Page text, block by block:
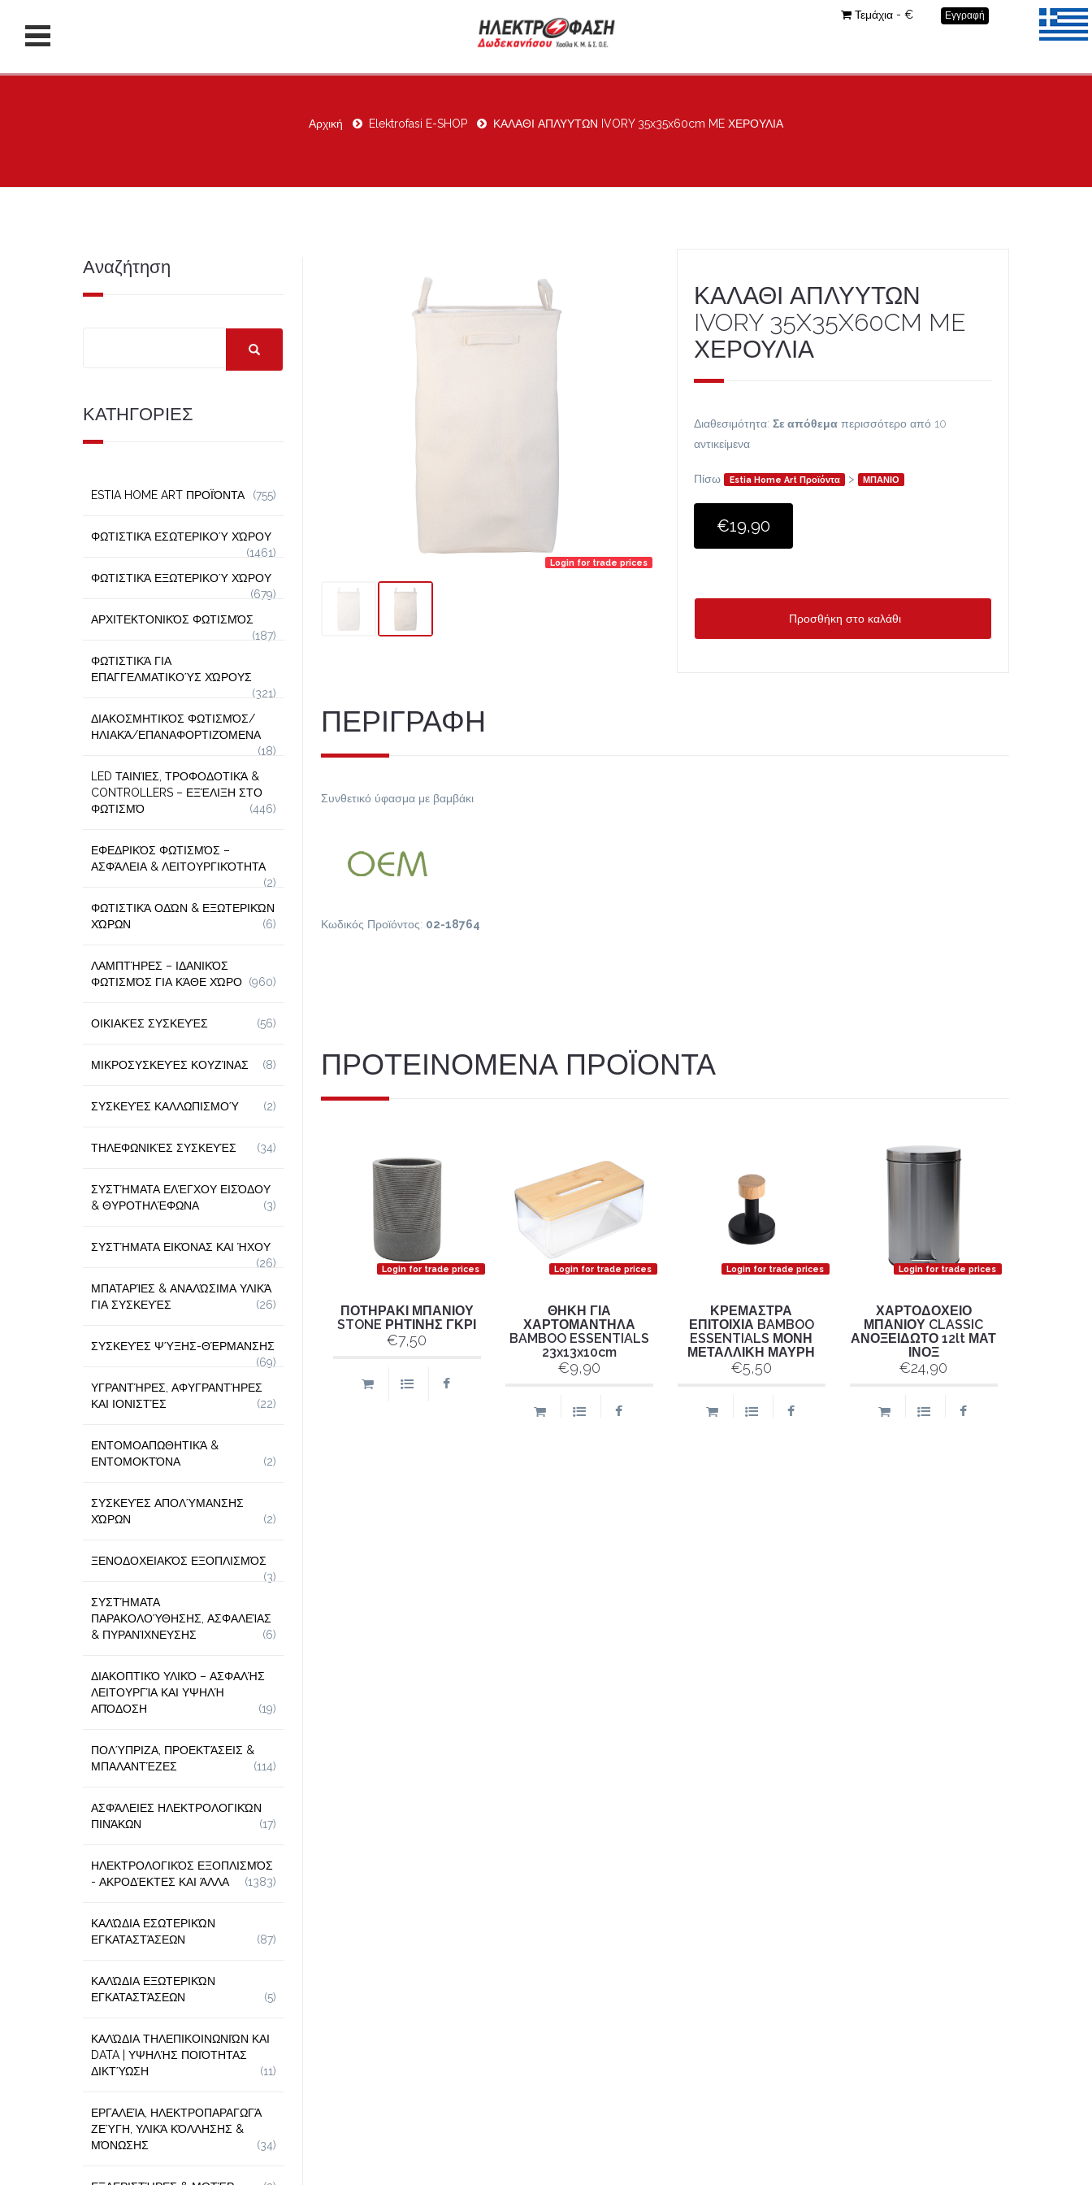
Εγγραφή
Τεμάχια - €
Αρχική Elektrofasi E-SHOP ΚΑΛΑΘΙ ΑΠΛΥΥΤΩΝ IVORY 35x35x60cm ME ΧΕΡΟΥΛΙΑ
Login for trade prices
ΚΑΛΑΘΙ ΑΠΛΥΥΤΩΝ
IVORY 35X35X60CM ME
ΧΕΡΟΥΛΙΑ
Διαθεσιμότητα:Σε απόθεμα περισσότερο από 10
αντικείμενα
Πίσω Estia Home Art Προϊόντα > ΜΠΑΝΙΟ
€19,90
Προσθήκη στο καλάθι
ΠΕΡΙΓΡΑΦΗ
Συνθετικό ύφασμα με βαμβάκι
Κωδικός Προϊόντος: 02-18764
ΠΡΟΤΕΙΝΟΜΕΝΑ ΠΡΟΪΟΝΤΑ
Login for trade prices
ΠΟΤΗΡΑΚΙ ΜΠΑΝΙΟΥ
STONE ΡΗΤΙΝΗΣ ΓΚΡΙ
€7,50
Login for trade prices
ΘΗΚΗ ΓΙΑ
ΧΑΡΤΟΜΑΝΤΗΛΑ
BAMBOO ESSENTIALS
23x13x10cm
€9,90
Login for trade prices
ΚΡΕΜΑΣΤΡΑ
ΕΠΙΤΟΙΧΙΑ BAMBOO
ESSENTIALS ΜΟΝΗ
ΜΕΤΑΛΛΙΚΗ ΜΑΥΡΗ
€5,50
Login for trade prices
ΧΑΡΤΟΔΟΧΕΙΟ
ΜΠΑΝΙΟΥ CLASSIC
ΑΝΟΞΕΙΔΩΤΟ 12lt ΜΑΤ
ΙΝΟΞ
€24,90
Αναζήτηση
ΚΑΤΗΓΟΡΙΕΣ
ESTIA HOME ART ΠΡΟΪΌΝΤΑ (755)
ΦΩΤΙΣΤΙΚΆ ΕΣΩΤΕΡΙΚΟΎ ΧΏΡΟΥ
(1461)
ΦΩΤΙΣΤΙΚΆ ΕΞΩΤΕΡΙΚΟΎ ΧΏΡΟΥ
(679)
ΑΡΧΙΤΕΚΤΟΝΙΚΌΣ ΦΩΤΙΣΜΌΣ
(187)
ΦΩΤΙΣΤΙΚΆ ΓΙΑ
ΕΠΑΓΓΕΛΜΑΤΙΚΟΎΣ ΧΏΡΟΥΣ
(321)
ΔΙΑΚΟΣΜΗΤΙΚΌΣ ΦΩΤΙΣΜΌΣ/
ΗΛΙΑΚΆ/ΕΠΑΝΑΦΟΡΤΙΖΌΜΕΝΑ
(18)
LED ΤΑΙΝΊΕΣ, ΤΡΟΦΟΔΟΤΙΚΆ &
CONTROLLERS – ΕΞΈΛΙΞΗ ΣΤΟ
ΦΩΤΙΣΜΌ
(446)
ΕΦΕΔΡΙΚΌΣ ΦΩΤΙΣΜΌΣ –
ΑΣΦΆΛΕΙΑ & ΛΕΙΤΟΥΡΓΙΚΌΤΗΤΑ
(2)
ΦΩΤΙΣΤΙΚΆ ΟΔΏΝ & ΕΞΩΤΕΡΙΚΏΝ
ΧΏΡΩΝ
(6)
ΛΑΜΠΤΉΡΕΣ – ΙΔΑΝΙΚΌΣ
ΦΩΤΙΣΜΌΣ ΓΙΑ ΚΆΘΕ ΧΏΡΟ (960)
ΟΙΚΙΑΚΈΣ ΣΥΣΚΕΥΈΣ (56)
ΜΙΚΡΟΣΥΣΚΕΥΈΣ ΚΟΥΖΊΝΑΣ (8)
ΣΥΣΚΕΥΈΣ ΚΑΛΛΩΠΙΣΜΟΎ (2)
ΤΗΛΕΦΩΝΙΚΈΣ ΣΥΣΚΕΥΈΣ (34)
ΣΥΣΤΉΜΑΤΑ ΕΛΈΓΧΟΥ ΕΙΣΌΔΟΥ
& ΘΥΡΟΤΗΛΈΦΩΝΑ
(3)
ΣΥΣΤΉΜΑΤΑ ΕΙΚΌΝΑΣ ΚΑΙ ΉΧΟΥ
(26)
ΜΠΑΤΑΡΊΕΣ & ΑΝΑΛΏΣΙΜΑ ΥΛΙΚΆ
ΓΙΑ ΣΥΣΚΕΥΈΣ
(26)
ΣΥΣΚΕΥΈΣ ΨΎΞΗΣ-ΘΈΡΜΑΝΣΗΣ
(69)
ΥΓΡΑΝΤΉΡΕΣ, ΑΦΥΓΡΑΝΤΉΡΕΣ
ΚΑΙ ΙΟΝΙΣΤΈΣ
(22)
ΕΝΤΟΜΟΑΠΩΘΗΤΙΚΆ &
ΕΝΤΟΜΟΚΤΌΝΑ
(2)
ΣΥΣΚΕΥΈΣ ΑΠΟΛΎΜΑΝΣΗΣ
ΧΏΡΩΝ
(2)
ΞΕΝΟΔΟΧΕΙΑΚΌΣ ΕΞΟΠΛΙΣΜΌΣ
(3)
ΣΥΣΤΉΜΑΤΑ
ΠΑΡΑΚΟΛΟΎΘΗΣΗΣ, ΑΣΦΑΛΕΊΑΣ
& ΠΥΡΑΝΊΧΝΕΥΣΗΣ
(6)
ΔΙΑΚΟΠΤΙΚΌ ΥΛΙΚΌ – ΑΣΦΑΛΉΣ
ΛΕΙΤΟΥΡΓΊΑ ΚΑΙ ΥΨΗΛΉ
ΑΠΌΔΟΣΗ
(19)
ΠΟΛΎΠΡΙΖΑ, ΠΡΟΕΚΤΆΣΕΙΣ &
ΜΠΑΛΑΝΤΈΖΕΣ
(114)
ΑΣΦΆΛΕΙΕΣ ΗΛΕΚΤΡΟΛΟΓΙΚΏΝ
ΠΙΝΆΚΩΝ
(17)
ΗΛΕΚΤΡΟΛΟΓΙΚΌΣ ΕΞΟΠΛΙΣΜΌΣ
- ΑΚΡΟΔΈΚΤΕΣ ΚΑΙ ΆΛΛΑ
(1383)
ΚΑΛΏΔΙΑ ΕΣΩΤΕΡΙΚΏΝ
ΕΓΚΑΤΑΣΤΆΣΕΩΝ
(87)
ΚΑΛΏΔΙΑ ΕΞΩΤΕΡΙΚΏΝ
ΕΓΚΑΤΑΣΤΆΣΕΩΝ
(5)
ΚΑΛΏΔΙΑ ΤΗΛΕΠΙΚΟΙΝΩΝΙΏΝ ΚΑΙ
DATA | ΥΨΗΛΉΣ ΠΟΙΌΤΗΤΑΣ
ΔΙΚΤΎΩΣΗ
(11)
ΕΡΓΑΛΕΊΑ, ΗΛΕΚΤΡΟΠΑΡΑΓΩΓΆ
ΖΕΎΓΗ, ΥΛΙΚΆ ΚΌΛΛΗΣΗΣ &
ΜΌΝΩΣΗΣ
(34)